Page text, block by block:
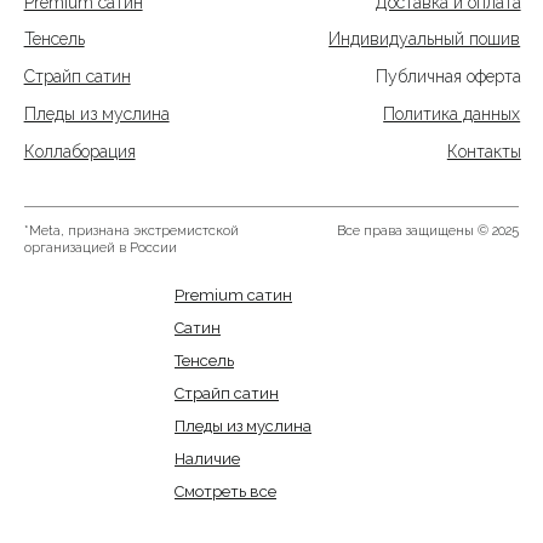
Premium сатин
Сатин
Тенсель
Страйп сатин
Пледы из муслина
Смотреть все
Наличие